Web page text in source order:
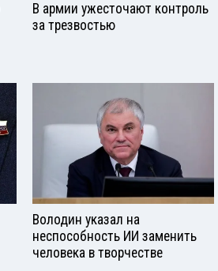
В армии ужесточают контроль
за трезвостью
Володин указал на
неспособность ИИ заменить
человека в творчестве